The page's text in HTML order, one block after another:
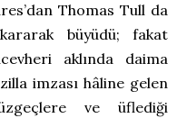
Thomas Tull da
büyüdü; fakat
aklında daima
imzası hâline gelen
ve üflediği